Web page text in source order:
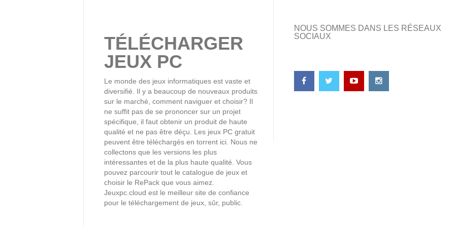
TÉLÉCHARGER
JEUX PC
Le monde des jeux informatiques est vaste et
diversifié. Il y a beaucoup de nouveaux produits
sur le marché, comment naviguer et choisir? Il
ne suffit pas de se prononcer sur un projet
spécifique, il faut obtenir un produit de haute
qualité et ne pas être déçu. Les jeux PC gratuit
peuvent être téléchargés en torrent ici. Nous ne
collectons que les versions les plus
intéressantes et de la plus haute qualité. Vous
pouvez parcourir tout le catalogue de jeux et
choisir le RePack que vous aimez.
Jeuxpc.cloud est le meilleur site de confiance
pour le téléchargement de jeux, sûr, public.
NOUS SOMMES DANS LES RÉSEAUX
SOCIAUX